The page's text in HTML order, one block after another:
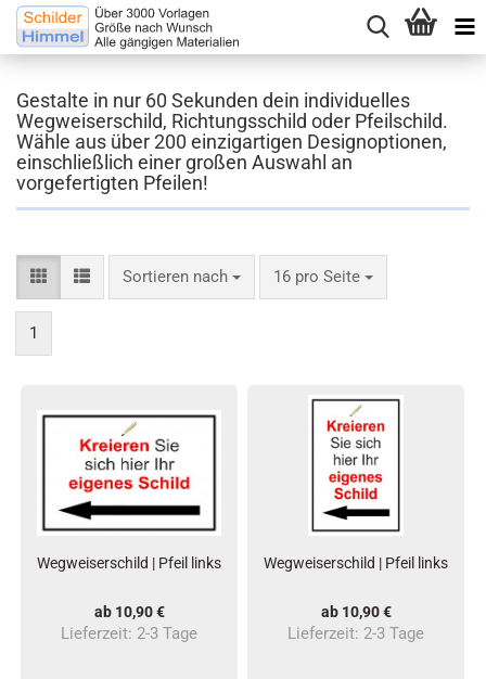
Gestalte in nur 60 Sekunden dein individuelles
Wegweiserschild, Richtungsschild oder Pfeilschild.
Wähle aus über 200 einzigartigen Designoptionen,
einschließlich einer großen Auswahl an
vorgefertigten Pfeilen!
Sortieren nach 16 pro Seite
1
Wegweiserschild | Pfeil links
ab 10,90 €
Lieferzeit: 2-3 Tage
Wegweiserschild | Pfeil links
ab 10,90 €
Lieferzeit: 2-3 Tage